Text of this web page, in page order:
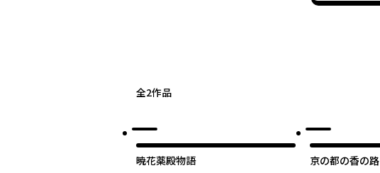
全2作品
暁花薬殿物語 京の都の香の路